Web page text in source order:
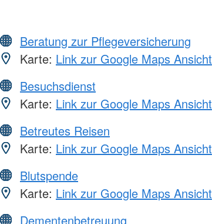
Beratung zur Pflegeversicherung
Karte: Link zur Google Maps Ansicht
Besuchsdienst
Karte: Link zur Google Maps Ansicht
Betreutes Reisen
Karte: Link zur Google Maps Ansicht
Blutspende
Karte: Link zur Google Maps Ansicht
Dementenbetreuung